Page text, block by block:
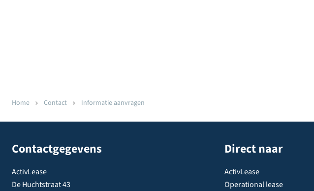
Home Contact Informatie aanvragen
Contactgegevens
ActivLease
De Huchtstraat 43
Direct naar
ActivLease
Operational lease